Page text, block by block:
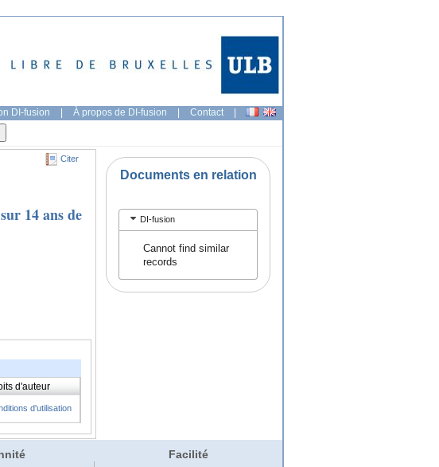
DI-fusion | À propos de DI-fusion | Contact |
Citer
14 ans de
d'auteur
d'utilisation
Documents en relation
DI-fusion
Cannot find similar
records
Facilité